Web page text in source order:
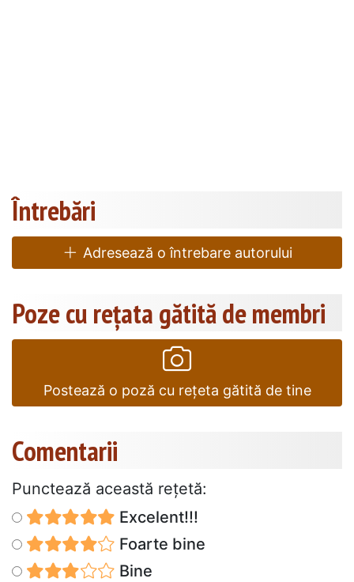
Întrebări
Adresează o întrebare autorului
Poze cu rețata gătită de membri
Postează o poză cu rețeta gătită de tine
Comentarii
Punctează această reţetă:
Excelent!!!
Foarte bine
Bine